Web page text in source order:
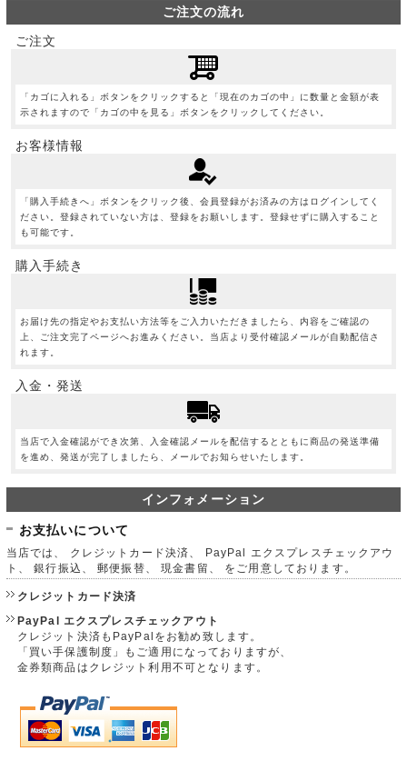
ご注文の流れ
ご注文
「カゴに入れる」ボタンをクリックすると「現在のカゴの中」に数量と金額が表
示されますので「カゴの中を見る」ボタンをクリックしてください。
お客様情報
「購入手続きへ」ボタンをクリック後、会員登録がお済みの方はログインしてく
ださい。登録されていない方は、登録をお願いします。登録せずに購入すること
も可能です。
購入手続き
お届け先の指定やお支払い方法等をご入力いただきましたら、内容をご確認の
上、ご注文完了ページへお進みください。当店より受付確認メールが自動配信さ
れます。
入金・発送
当店で入金確認ができ次第、入金確認メールを配信するとともに商品の発送準備
を進め、発送が完了しましたら、メールでお知らせいたします。
インフォメーション
お支払いについて
当店では、 クレジットカード決済、 PayPal エクスプレスチェックアウ
ト、 銀行振込、 郵便振替、 現金書留、 をご用意しております。
クレジットカード決済
PayPal エクスプレスチェックアウト
クレジット決済もPayPalをお勧め致します。
「買い手保護制度」もご適用になっておりますが、
金券類商品はクレジット利用不可となります。